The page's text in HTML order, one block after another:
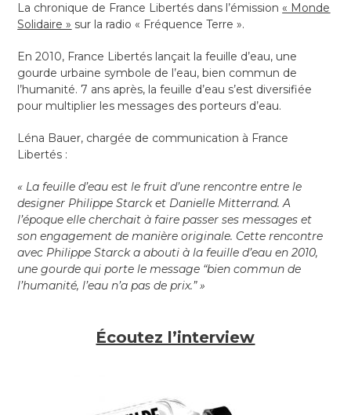
La chronique de France Libertés dans l’émission « Monde
Solidaire » sur la radio « Fréquence Terre ».
En 2010, France Libertés lançait la feuille d’eau, une
gourde urbaine symbole de l’eau, bien commun de
l’humanité. 7 ans après, la feuille d’eau s’est diversifiée
pour multiplier les messages des porteurs d’eau.
Léna Bauer, chargée de communication à France
Libertés :
« La feuille d’eau est le fruit d’une rencontre entre le
designer Philippe Starck et Danielle Mitterrand. A
l’époque elle cherchait à faire passer ses messages et
son engagement de manière originale. Cette rencontre
avec Philippe Starck a abouti à la feuille d’eau en 2010,
une gourde qui porte le message “bien commun de
l’humanité, l’eau n’a pas de prix.” »
Écoutez l’interview